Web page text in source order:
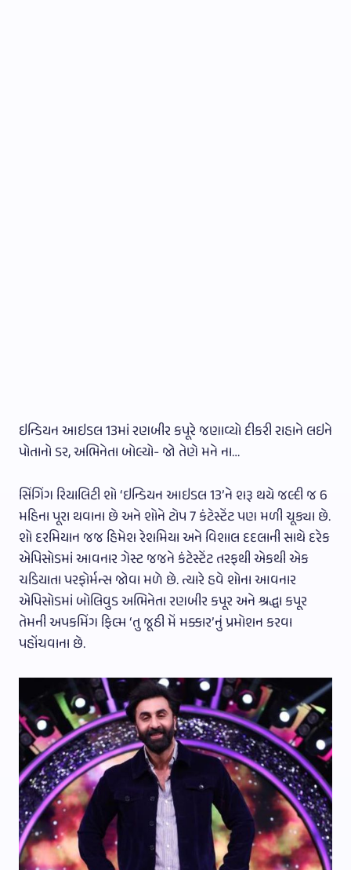
ઇન્ડિયન આઇડલ 13માં રણબીર કપૂરે જણાવ્યો દીકરી રાહાને લઇને
પોતાનો ડર, અભિનેતા બોલ્યો- જો તેણે મને ના…
સિંગિંગ રિયાલિટી શો ‘ઇન્ડિયન આઇડલ 13’ને શરૂ થયે જલ્દી જ 6
મહિના પૂરા થવાના છે અને શોને ટોપ 7 કંટેસ્ટેંટ પણ મળી ચૂક્યા છે.
શો દરમિયાન જજ હિમેશ રેશમિયા અને વિશાલ દદલાની સાથે દરેક
એપિસોડમાં આવનાર ગેસ્ટ જજને કંટેસ્ટેંટ તરફથી એકથી એક
ચડિયાતા પરફોર્મન્સ જોવા મળે છે. ત્યારે હવે શોના આવનાર
એપિસોડમાં બોલિવુડ અભિનેતા રણબીર કપૂર અને શ્રદ્ધા કપૂર
તેમની અપકમિંગ ફિલ્મ ‘તુ જૂઠી મેં મક્કાર’નું પ્રમોશન કરવા
પહોંચવાના છે.